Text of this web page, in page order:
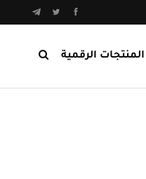
المنتجات الرقمية